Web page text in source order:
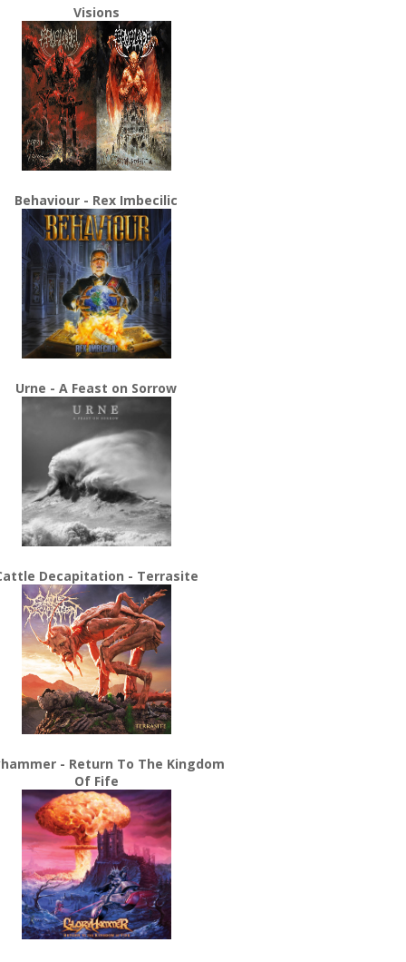
Visions
Behaviour - Rex Imbecilic
Urne - A Feast on Sorrow
Decapitation - Terrasite
- Return To The Kingdom
Of Fife